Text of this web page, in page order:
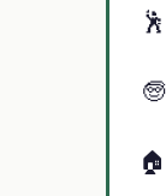
🕺
🧓
🏠